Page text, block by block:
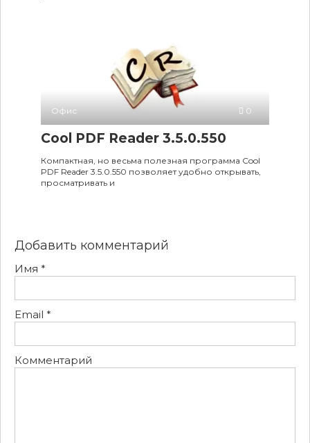
Офис 0
Cool PDF Reader 3.5.0.550
Компактная, но весьма полезная программа Cool
PDF Reader 3.5.0.550 позволяет удобно открывать,
просматривать и
Добавить комментарий
Имя *
Email *
Комментарий